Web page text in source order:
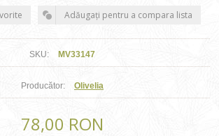
Adăugați pentru a compara lista
SKU: MV33147
Producător: Olivelia
78,00 RON